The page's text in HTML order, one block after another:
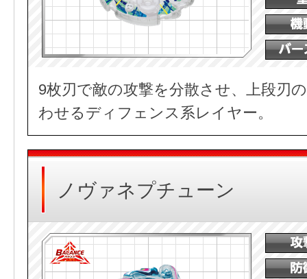
9枚刃で敵の攻撃を分散させ、上段刃
わせるディフェンス系レイヤー。
ノヴァネプチューン